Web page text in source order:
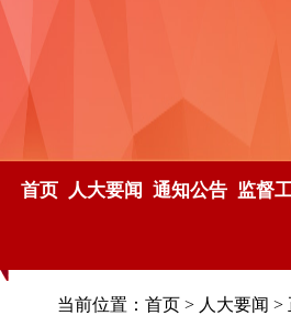
首页 人大要闻 通知公告 监督
当前位置： 首页 > 人大要闻 >